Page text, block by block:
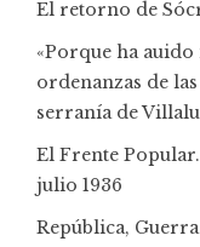
El retorno de
«Porque ha
ordenanzas de
serranía de
El Frente
julio 1936
República,